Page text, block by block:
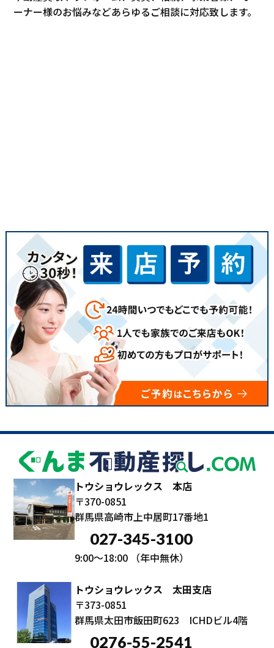
ーナー様のお悩みなどあらゆるご相談に対応致します。
トウショウレックス 本店
〒370-0851
群馬県高崎市上中居町17番地1
027-345-3100
9:00～18:00 （年中無休）
トウショウレックス 太田支店
〒373-0851
群馬県太田市飯田町623 ICHDビル4階
0276-55-2541